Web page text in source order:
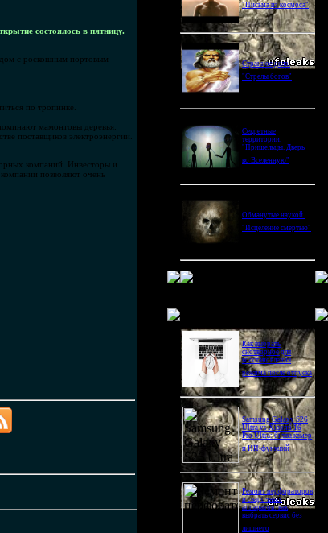
состоялось в пятницу.
с роскошным портовым
по тропинке.
мамонтовы деревья.
поставщиков электроэнергии.
компаний. Инвесторы и
позволяют очень
"Письма из космоса"
Странное дело.
"Стрелы богов"
Секретные
территории.
"Пришельцы. Дверь
во Вселенную"
Обманутые наукой.
"Исцеление смертью"
Как выбрать
снотворное для
восстановления
режима после отпуска
Samsung Galaxy S26
Ultra vs Xiaomi 16
Pro Ultra: битва камер
и ИИ-функций
Ремонт перфораторов
и сварочных
аппаратов: как
выбрать сервис без
лишнего